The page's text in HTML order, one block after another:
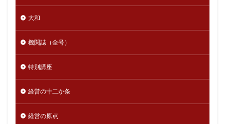
大和
機関誌（全号）
特別講座
経営の十二か条
経営の原点